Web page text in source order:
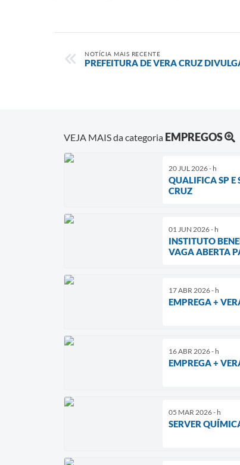
NOTÍCIA MAIS RECENTE
PREFEITURA DE VERA CRUZ
VEJA MAIS da categoria EMPREGOS
20 JUL 2026 - h
QUALIFICA SP E
CRUZ
01 JUN 2026 - h
INSTITUTO
VAGA ABERTA
17 ABR 2026 - h
EMPREGA +
16 ABR 2026 - h
EMPREGA +
05 MAR 2026 - h
SERVER